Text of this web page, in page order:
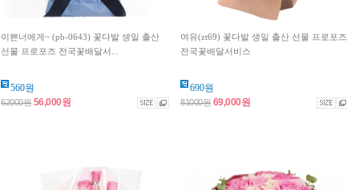
이쁜너에게~ (pb-0643) 꽃다발 생일 출산
선물 프로포즈 전국꽃배달서...
560원
62000원 56,000원
여유(zt69) 꽃다발 생일 출산 선물 프로포즈
전국꽃배달서비스
690원
81000원 69,000원